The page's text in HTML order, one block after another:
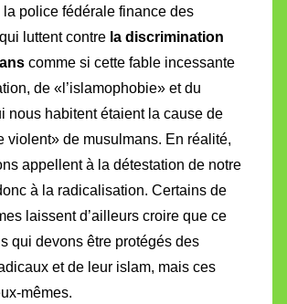
la police fédérale finance des
luttent contre la discrimination
comme si cette fable incessante
de «l’islamophobie» et du
nous habitent étaient la cause de
violent» de musulmans. En réalité,
appellent à la détestation de notre
à la radicalisation. Certains de
laissent d’ailleurs croire que ce
qui devons être protégés des
et de leur islam, mais ces
mêmes.